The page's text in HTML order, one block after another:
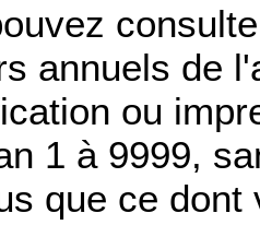
annuels de
ou
1 à 9999,
que ce dont